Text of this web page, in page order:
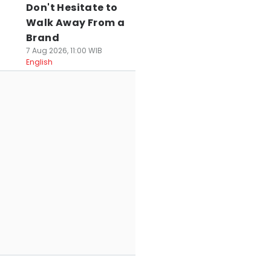
di Prakiraan Cuaca
Don't Hesitate to
Walk Away From a
Brand
7 Aug 2026, 11:00 WIB
English